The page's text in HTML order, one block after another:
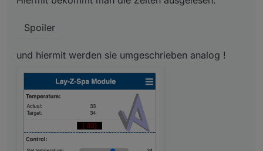
Spoiler
und hiermit werden sie umgeschrieben analog !